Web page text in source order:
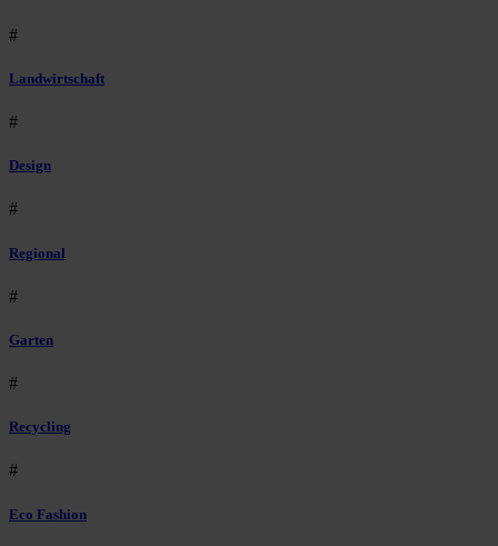
#
Landwirtschaft
#
Design
#
Regional
#
Garten
#
Recycling
#
Eco Fashion